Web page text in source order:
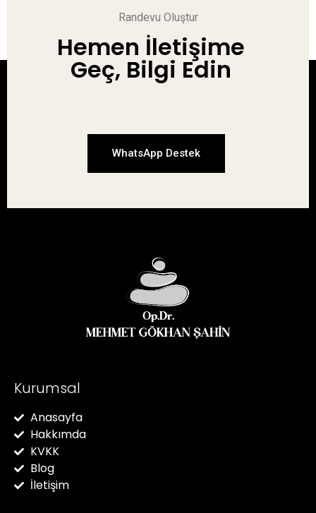
Randevu Oluştur
Hemen İletişime
Geç, Bilgi Edin
WhatsApp Destek
Kurumsal
Anasayfa
Hakkımda
KVKK
Blog
İletişim